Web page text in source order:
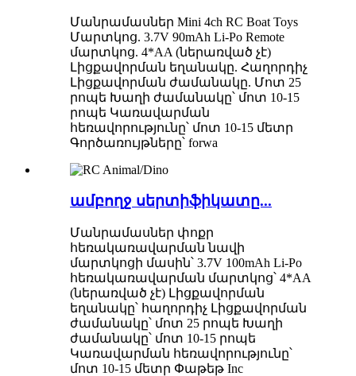
Մանրամասներ Mini 4ch RC Boat Toys
Մարտկոց. 3.7V 90mAh Li-Po Remote
մարտկոց. 4*AA (ներառված չէ)
Լիցքավորման եղանակը. Հաղորդիչ
Լիցքավորման ժամանակը. Մոտ 25
րոպե Խաղի ժամանակը՝ մոտ 10-15
րոպե Կառավարման
հեռավորությունը՝ մոտ 10-15 մետր
Գործառույթները՝ forwa
ամբողջ սերտիֆիկատը...
Մանրամասներ փոքր
հեռակառավարման նավի
մարտկոցի մասին՝ 3.7V 100mAh Li-Po
հեռակառավարման մարտկոց՝ 4*AA
(ներառված չէ) Լիցքավորման
եղանակը՝ հաղորդիչ Լիցքավորման
ժամանակը՝ մոտ 25 րոպե Խաղի
ժամանակը՝ մոտ 10-15 րոպե
Կառավարման հեռավորությունը՝
մոտ 10-15 մետր Փաթեթ Inc